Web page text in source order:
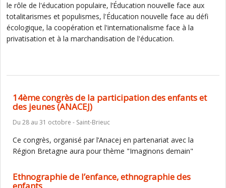
le rôle de l'éducation populaire, l’Éducation nouvelle face aux
totalitarismes et populismes, l'Éducation nouvelle face au défi
écologique, la coopération et l'internationalisme face à la
privatisation et à la marchandisation de l'éducation.
14ème congrès de la participation des enfants et
des jeunes (ANACEJ)
Du 28 au 31 octobre - Saint-Brieuc
Ce congrès, organisé par l’Anacej en partenariat avec la
Région Bretagne aura pour thème "Imaginons demain"
Ethnographie de l’enfance, ethnographie des